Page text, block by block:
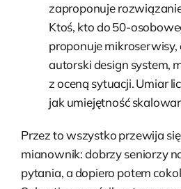
zaproponuje
Ktoś, kto do 50-
proponuje mikroserwisy,
autorski design system,
z oceną sytuacji. Umiar
jak umiejętność
Przez to wszystko przewija
mianownik: dobrzy seniorzy
pytania, a dopiero potem